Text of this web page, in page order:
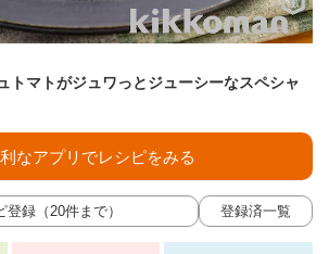
トマトがジュワっとジューシーなスペシャ
登録（20件まで） 登録済一覧
なアプリでレシピをみる